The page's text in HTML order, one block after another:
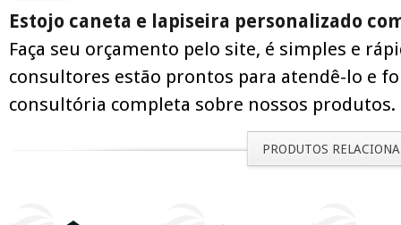
Estojo caneta e lapiseira personalizado
Faça seu orçamento pelo site, é simples e
consultores estão prontos para atendê-lo e
consultória completa sobre nossos produtos.
PRODUTOS